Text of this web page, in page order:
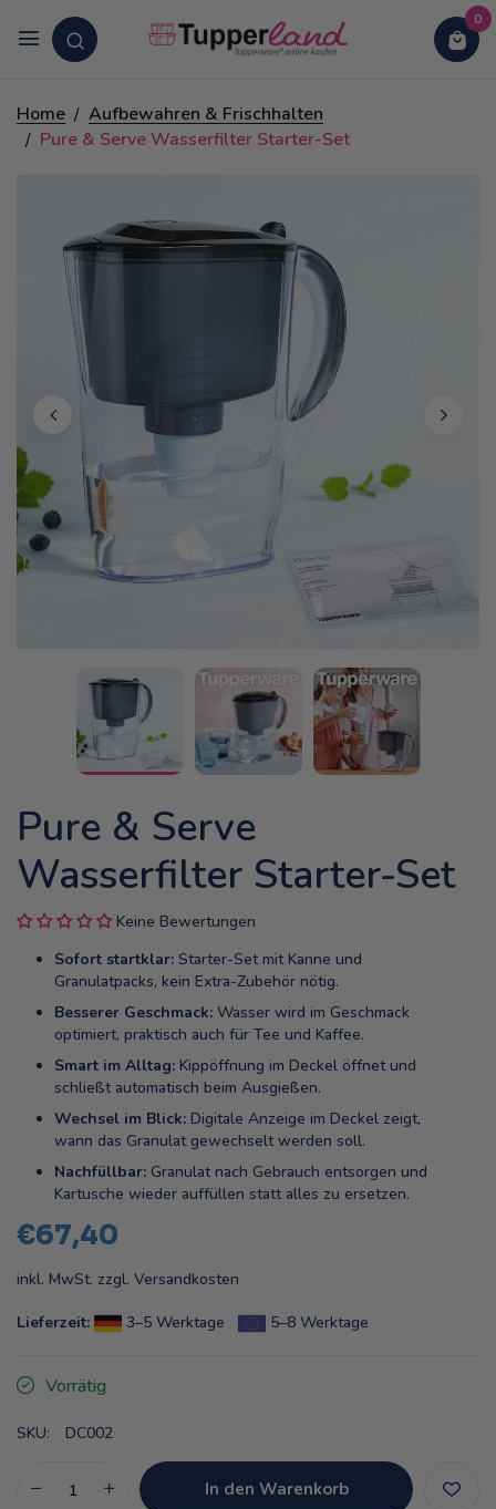
0
Home
Aufbewahren & Frischhalten
Pure & Serve Wasserfilter Starter-Set
Pure & Serve
Wasserfilter Starter-Set
Keine Bewertungen
Sofort startklar: Starter-Set mit Kanne und
Granulatpacks, kein Extra-Zubehör nötig.
Besserer Geschmack: Wasser wird im Geschmack
optimiert, praktisch auch für Tee und Kaffee.
Smart im Alltag: Kippöffnung im Deckel öffnet und
schließt automatisch beim Ausgießen.
Wechsel im Blick: Digitale Anzeige im Deckel zeigt,
wann das Granulat gewechselt werden soll.
Nachfüllbar: Granulat nach Gebrauch entsorgen und
Kartusche wieder auffüllen statt alles zu ersetzen.
€67,40
inkl. MwSt. zzgl. Versandkosten
Lieferzeit: 3–5 Werktage 5–8 Werktage
Vorrätig
SKU: DC002
In den Warenkorb